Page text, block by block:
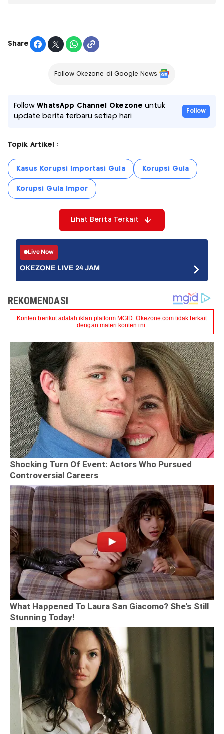
Share
Follow Okezone di Google News
FollowWhatsApp Channel Okezone untuk
update berita terbaru setiap hari
Follow
Topik Artikel :
Kasus Korupsi Importasi Gula Korupsi Gula
Korupsi Gula Impor
Lihat Berita Terkait
Live Now
OKEZONE LIVE 24 JAM